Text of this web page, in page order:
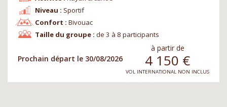
Niveau : Sportif
Confort : Bivouac
Taille du groupe : de 3 à 8 participants
Prochain départ le 30/08/2026
à partir de
4 150 €
VOL INTERNATIONAL NON INCLUS